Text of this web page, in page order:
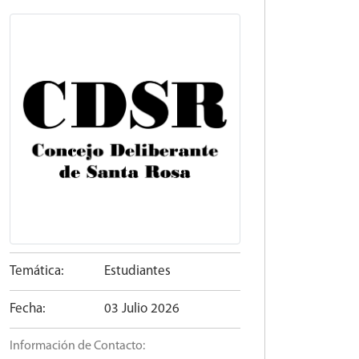
Temática: Estudiantes
Fecha: 03 Julio 2026
Información de Contacto: